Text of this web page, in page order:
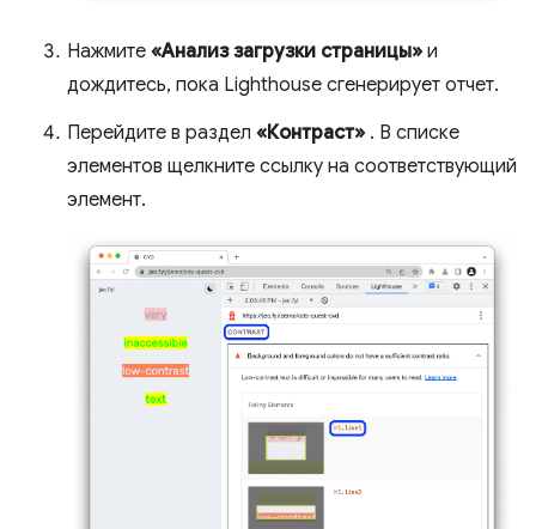
Нажмите «Анализ загрузки страницы» и
дождитесь, пока Lighthouse сгенерирует отчет.
Перейдите в раздел «Контраст» . В списке
элементов щелкните ссылку на соответствующий
элемент.